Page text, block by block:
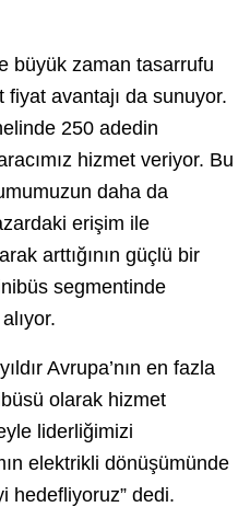
büyük zaman tasarrufu
avantajı da sunuyor.
250 adedin
hizmet veriyor. Bu
daha da
erişim ile
arttığının güçlü bir
segmentinde
Avrupa’nın en fazla
olarak hizmet
liderliğimizi
elektrikli dönüşümünde
hedefliyoruz” dedi.